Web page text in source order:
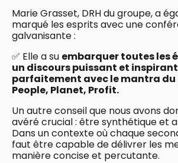
Marie Grasset, DRH du groupe, a
marqué les esprits avec une
galvanisante :
✅ Elle a su embarquer toutes les
un discours puissant et
parfaitement avec le mantra du
People, Planet, Profit.
Un autre conseil que nous avons
avéré crucial : être synthétique et
Dans un contexte où chaque
faut être capable de délivrer les
manière concise et percutante.